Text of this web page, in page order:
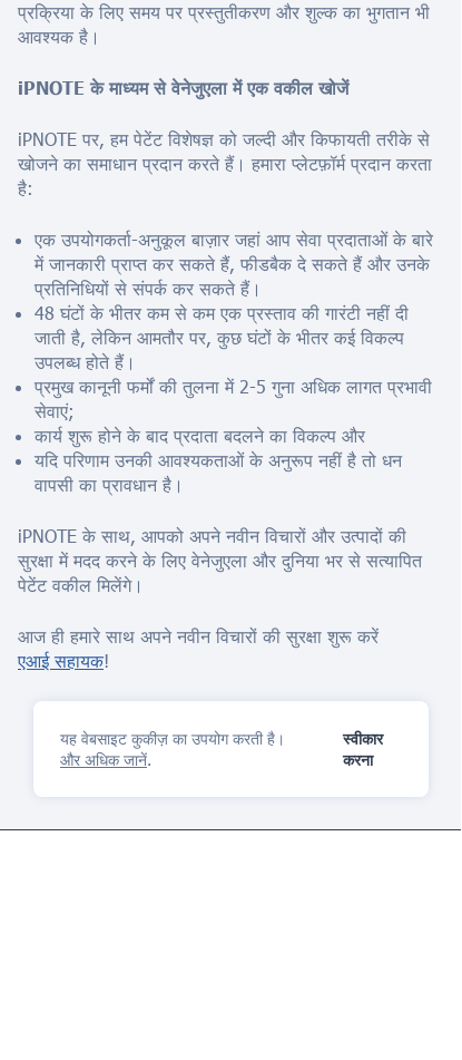
यह वेबसाइट कुकीज़ का उपयोग करती है।
और अधिक जानें.
स्वीकार
करना
प्रक्रिया के लिए समय पर प्रस्तुतीकरण और शुल्क का भुगतान भी
आवश्यक है।
iPNOTE के माध्यम से वेनेजुएला में एक वकील खोजें
iPNOTE पर, हम पेटेंट विशेषज्ञ को जल्दी और किफायती तरीके से
खोजने का समाधान प्रदान करते हैं। हमारा प्लेटफ़ॉर्म प्रदान करता
है:
एक उपयोगकर्ता-अनुकूल बाज़ार जहां आप सेवा प्रदाताओं के बारे
में जानकारी प्राप्त कर सकते हैं, फीडबैक दे सकते हैं और उनके
प्रतिनिधियों से संपर्क कर सकते हैं।
48 घंटों के भीतर कम से कम एक प्रस्ताव की गारंटी नहीं दी
जाती है, लेकिन आमतौर पर, कुछ घंटों के भीतर कई विकल्प
उपलब्ध होते हैं।
प्रमुख कानूनी फर्मों की तुलना में 2-5 गुना अधिक लागत प्रभावी
सेवाएं;
कार्य शुरू होने के बाद प्रदाता बदलने का विकल्प और
यदि परिणाम उनकी आवश्यकताओं के अनुरूप नहीं है तो धन
वापसी का प्रावधान है।
iPNOTE के साथ, आपको अपने नवीन विचारों और उत्पादों की
सुरक्षा में मदद करने के लिए वेनेजुएला और दुनिया भर से सत्यापित
पेटेंट वकील मिलेंगे।
आज ही हमारे साथ अपने नवीन विचारों की सुरक्षा शुरू करें
एआई सहायक!